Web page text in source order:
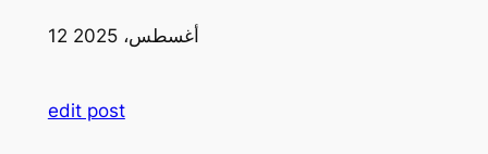
12 أغسطس، 2025
edit post